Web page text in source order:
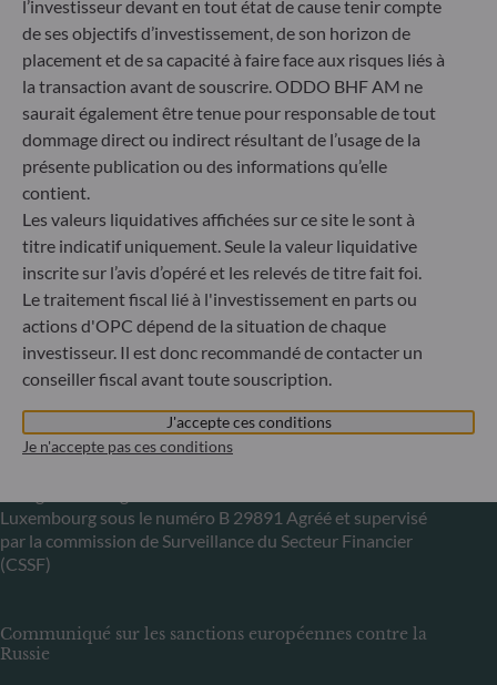
Allemagne
+49 (0) 211 239 24 01
Gallusanlage 8
60329 Frankfurt am Main
Allemagne
+49 (0) 69 920 50 0
Bundesanstalt für Finanzdienstleistungsaufsicht (« BaFin »)
Enregistrement commercial : HRB 11971 tribunal local de
Düsseldorf
ODDO BHF Asset Management LUX
6, rue Gabriel Lippmann
L-5365 Munsbach
Luxembourg
Luxembourg sous le numéro B 29891 Agréé et supervisé
par la commission de Surveillance du Secteur Financier
(CSSF)
Communiqué sur les sanctions européennes contre la
Russie
l’investisseur devant en tout état de cause tenir compte
de ses objectifs d’investissement, de son horizon de
placement et de sa capacité à faire face aux risques liés à
la transaction avant de souscrire. ODDO BHF AM ne
saurait également être tenue pour responsable de tout
dommage direct ou indirect résultant de l’usage de la
présente publication ou des informations qu’elle
contient.
Les valeurs liquidatives affichées sur ce site le sont à
titre indicatif uniquement. Seule la valeur liquidative
inscrite sur l’avis d’opéré et les relevés de titre fait foi.
Le traitement fiscal lié à l'investissement en parts ou
actions d'OPC dépend de la situation de chaque
investisseur. Il est donc recommandé de contacter un
conseiller fiscal avant toute souscription.
J'accepte ces conditions
Je n'accepte pas ces conditions